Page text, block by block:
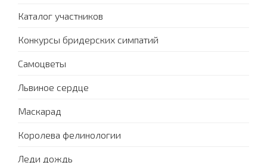
Каталог участников
Конкурсы бридерских симпатий
Самоцветы
Львиное сердце
Маскарад
Королева фелинологии
Леди дождь